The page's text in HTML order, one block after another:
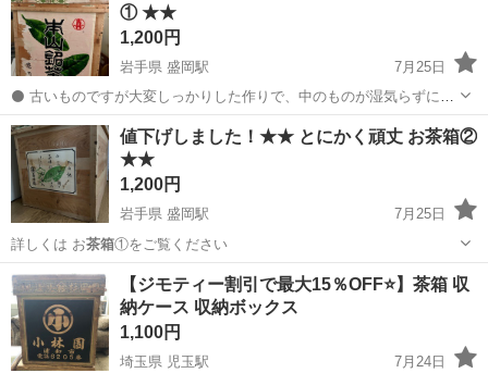
① ★★
1,200円
岩手県 盛岡駅
7月25日
⚫️ 古いものですが大変しっかりした作りで、中のものが湿気らずに保
管できます ⚫️ 今や新品の市販品を探すのは難しく、ネットでは10,000
円ほどするようです ⚫️ 同一サイズのものをもう一つ出していますの
で、ご覧ください
岩手 盛岡市 盛岡駅 収納家具
値下げしました！★★ とにかく頑丈 お茶箱②
★★
1,200円
岩手県 盛岡駅
7月25日
詳しくは お茶箱①をご覧ください
岩手 盛岡市 収納家具 お茶
【ジモティー割引で最大15％OFF⭐️】茶箱 収
納ケース 収納ボックス
1,100円
埼玉県 児玉駅
7月24日